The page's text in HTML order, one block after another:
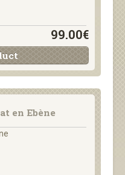
99.00€
en Ebène